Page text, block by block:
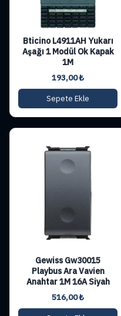
Bticino L4911AH Yukarı
Aşağı 1 Modül Ok Kapak
1M
193,00₺
Sepete Ekle
Gewiss Gw30015
Playbus Ara Vavien
Anahtar 1M 16A Siyah
516,00₺